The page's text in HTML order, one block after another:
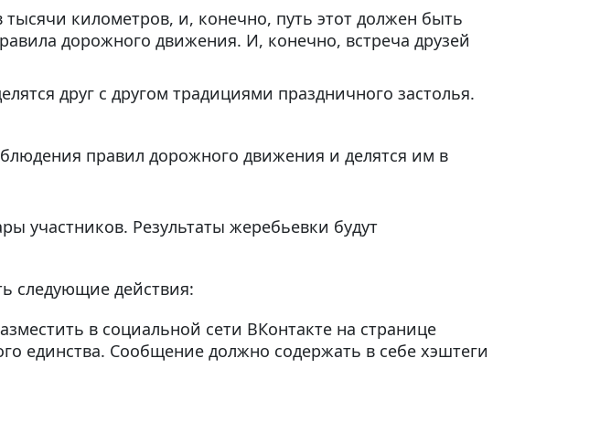
километров, и, конечно, путь этот должен быть
дорожного движения. И, конечно, встреча друзей
друг с другом традициями праздничного застолья.
правил дорожного движения и делятся им в
участников. Результаты жеребьевки будут
следующие действия:
в социальной сети ВКонтакте на странице
единства. Сообщение должно содержать в себе хэштеги